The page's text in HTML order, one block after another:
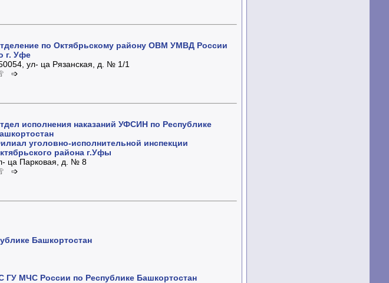
по Октябрьскому району ОВМ УМВД России
г. Уфе
ул- ца Рязанская, д. № 1/1
➩
исполнения наказаний УФСИН по Республике
уголовно-исполнительной инспекции
района г.Уфы
ца Парковая, д. № 8
➩
Башкортостан
ГУ МЧС России по Республике Башкортостан